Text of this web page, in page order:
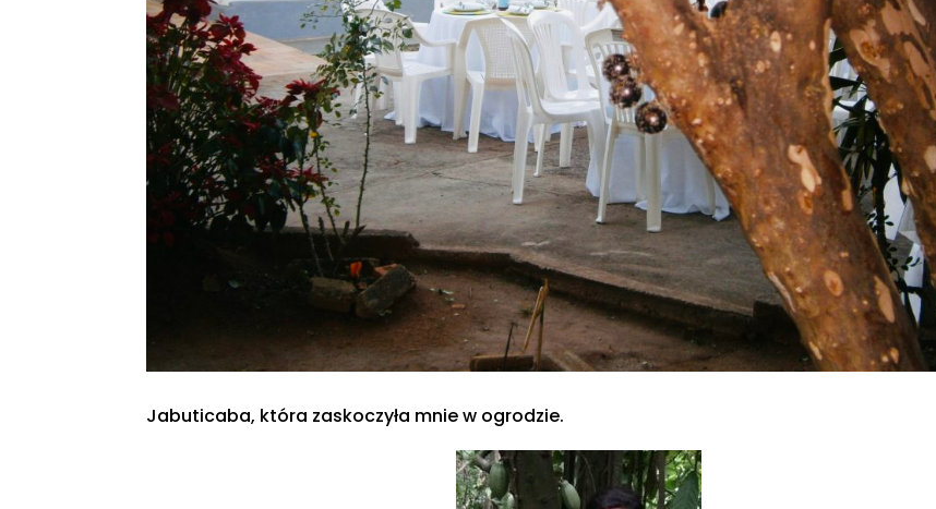
Jabuticaba, która zaskoczyła mnie w ogrodzie.